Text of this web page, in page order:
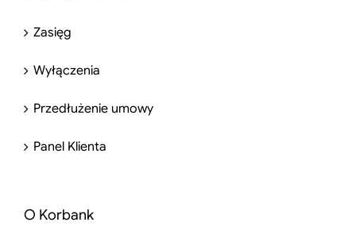
Zasięg
Wyłączenia
Przedłużenie umowy
Panel Klienta
O Korbank